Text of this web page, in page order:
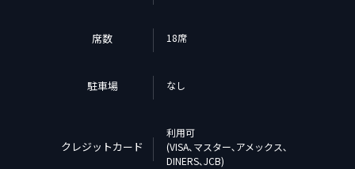
席数 18席
駐車場 なし
クレジットカード
利用可
(VISA､マスター､アメックス､
DINERS､JCB)